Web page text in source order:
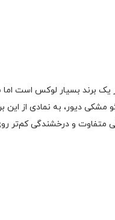
یک برند بسیار لوکس است
دیور، به نمادی از
متفاوت و درخشندگی